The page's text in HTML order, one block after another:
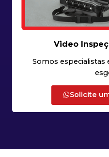
Video
Somos especialistas
Solicite